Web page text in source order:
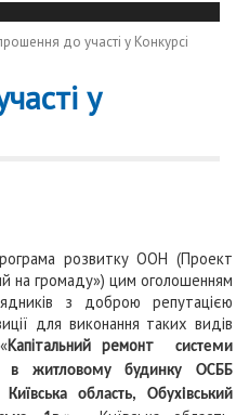
до участі у Конкурсі
у
розвитку ООН (Проект
на громаду») цим оголошенням
з доброю репутацією
для виконання таких видів
Капітальний ремонт
системи
в житловому будинку ОСББ
область, Обухівський